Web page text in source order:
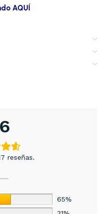
AQUÍ
reseñas.
65%